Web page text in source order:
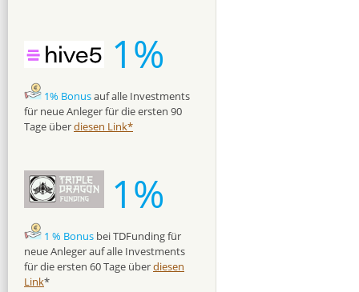
1%
1% Bonusauf alle Investments
für neue Anleger für die ersten 90
Tage überdiesen Link*
1%
1 % Bonus bei TDFunding für
neue Anleger auf alle Investments
für die ersten 60 Tage überdiesen
Link*